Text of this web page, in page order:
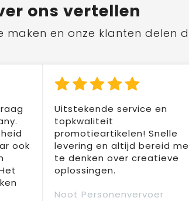
ons vertellen
maken en onze klanten delen
ook
Uitstekende service en
topkwaliteit
promotieartikelen! Snelle
levering en altijd bereid
te denken over creatieve
oplossingen.
Noot Personenvervoer